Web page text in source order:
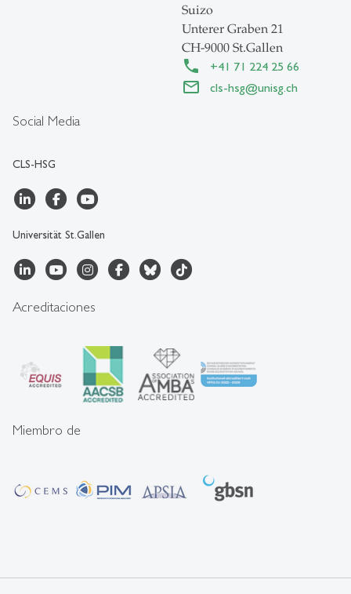
Social Media
CLS-HSG
Universität St.Gallen
Suizo
Unterer Graben 21
CH-9000 St.Gallen
+41 71 224 25 66
cls-hsg@unisg.ch
Acreditaciones
Miembro de